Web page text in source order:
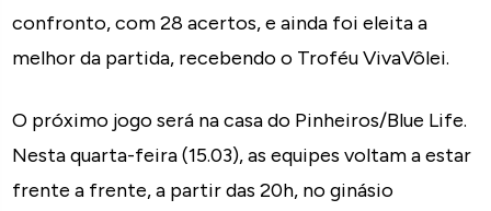
confronto, com 28 acertos, e ainda foi eleita a
melhor da partida, recebendo o Troféu VivaVôlei.
O próximo jogo será na casa do Pinheiros/Blue Life.
Nesta quarta-feira (15.03), as equipes voltam a estar
frente a frente, a partir das 20h, no ginásio